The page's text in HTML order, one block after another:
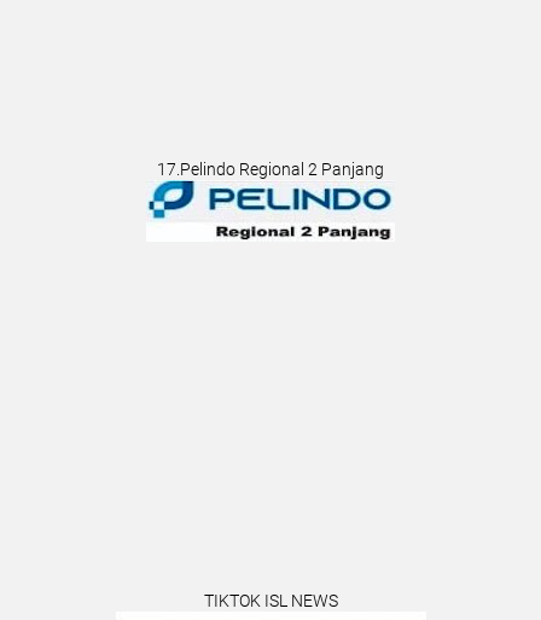
17.Pelindo Regional 2 Panjang
TIKTOK ISL NEWS